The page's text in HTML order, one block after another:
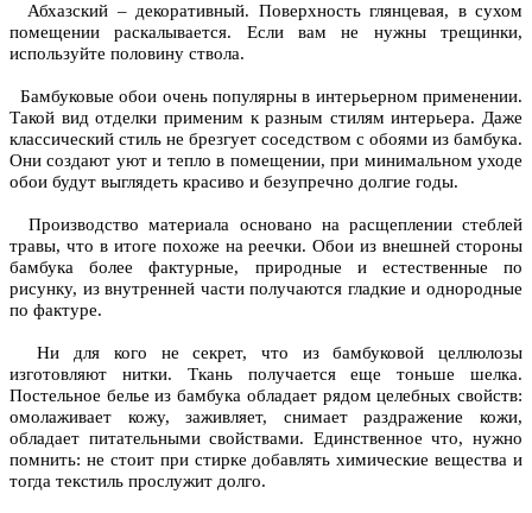
Абхазский – декоративный. Поверхность глянцевая, в сухом
помещении раскалывается. Если вам не нужны трещинки,
используйте половину ствола.
Бамбуковые обои очень популярны в интерьерном применении.
Такой вид отделки применим к разным стилям интерьера. Даже
классический стиль не брезгует соседством с обоями из бамбука.
Они создают уют и тепло в помещении, при минимальном уходе
обои будут выглядеть красиво и безупречно долгие годы.
Производство материала основано на расщеплении стеблей
травы, что в итоге похоже на реечки. Обои из внешней стороны
бамбука более фактурные, природные и естественные по
рисунку, из внутренней части получаются гладкие и однородные
по фактуре.
Ни для кого не секрет, что из бамбуковой целлюлозы
изготовляют нитки. Ткань получается еще тоньше шелка.
Постельное белье из бамбука обладает рядом целебных свойств:
омолаживает кожу, заживляет, снимает раздражение кожи,
обладает питательными свойствами. Единственное что, нужно
помнить: не стоит при стирке добавлять химические вещества и
тогда текстиль прослужит долго.